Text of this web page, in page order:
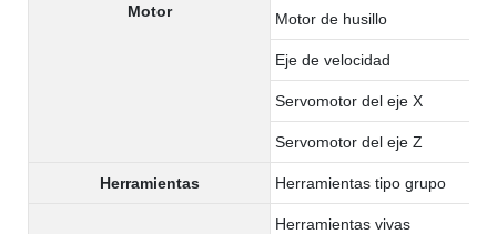
Motor Motor de husillo
Eje de velocidad
Servomotor del eje X
Servomotor del eje Z
Herramientas Herramientas tipo grupo
Herramientas vivas